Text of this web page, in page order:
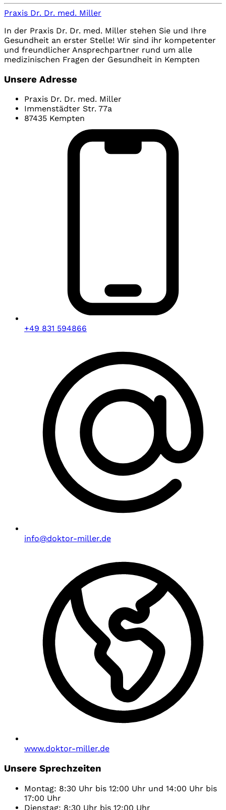
Praxis Dr. Dr. med. Miller
In der Praxis Dr. Dr. med. Miller stehen Sie und Ihre
Gesundheit an erster Stelle! Wir sind ihr kompetenter
und freundlicher Ansprechpartner rund um alle
medizinischen Fragen der Gesundheit in Kempten
Unsere Adresse
Praxis Dr. Dr. med. Miller
Immenstädter Str. 77a
87435 Kempten
+49 831 594866
info@doktor-miller.de
www.doktor-miller.de
Unsere Sprechzeiten
Montag: 8:30 Uhr bis 12:00 Uhr und 14:00 Uhr bis
17:00 Uhr
Dienstag: 8:30 Uhr bis 12:00 Uhr